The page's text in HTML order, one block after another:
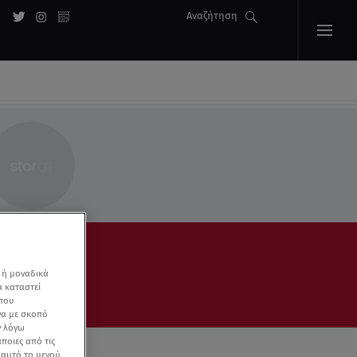
Αναζήτηση
μοναδικά
με σκοπό
λόγω
από τις
αυτό το μενού